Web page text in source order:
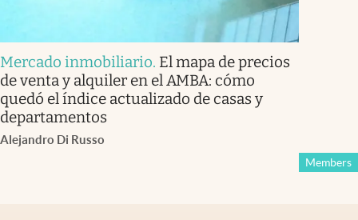
Mercado inmobiliario. El mapa de precios
de venta y alquiler en el AMBA: cómo
quedó el índice actualizado de casas y
departamentos
Alejandro Di Russo
Members